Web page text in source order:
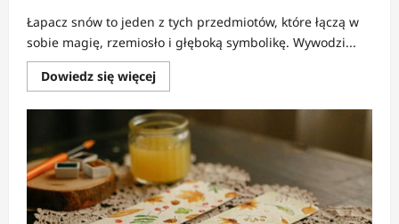
Łapacz snów to jeden z tych przedmiotów, które łączą w
sobie magię, rzemiosło i głęboką symbolikę. Wywodzi...
Dowiedz się więcejDowiedz
się
o
Jak
zrobić
łapacz
snów?